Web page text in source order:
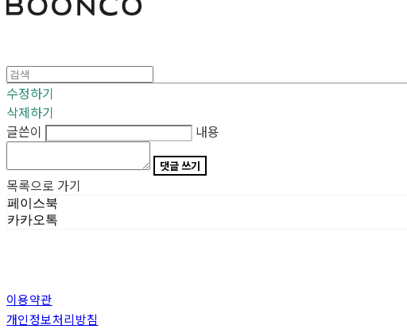
수정하기
삭제하기
글쓴이
내용
댓글 쓰기
목록으로 가기
페이스북
카카오톡
이용약관
개인정보처리방침